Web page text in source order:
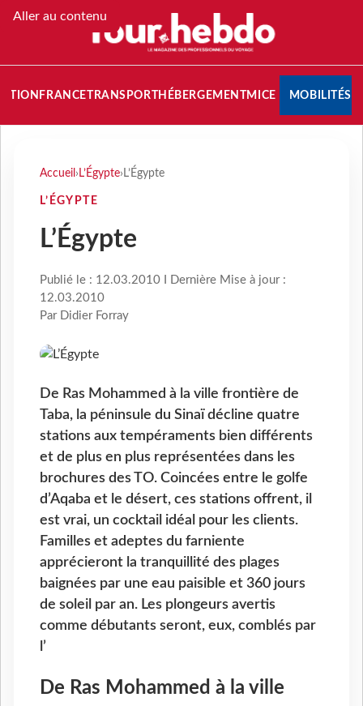
Aller au contenu
FRANCETRANSPORT HÉBERGEMENTMICE MOBILITÉS
Accueil › L’Égypte› L’Égypte
L’ÉGYPTE
L’Égypte
Publié le : 12.03.2010 I Dernière Mise à jour :
12.03.2010
Par Didier Forray
De Ras Mohammed à la ville frontière de
Taba, la péninsule du Sinaï décline quatre
stations aux tempéraments bien différents
et de plus en plus représentées dans les
brochures des TO. Coincées entre le golfe
d’Aqaba et le désert, ces stations offrent, il
est vrai, un cocktail idéal pour les clients.
Familles et adeptes du farniente
apprécieront la tranquillité des plages
baignées par une eau paisible et 360 jours
de soleil par an. Les plongeurs avertis
comme débutants seront, eux, comblés par
l’
De Ras Mohammed à la ville